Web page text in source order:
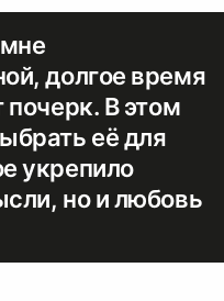
долгое время
почерк. В этом
её для
укрепило
но и любовь